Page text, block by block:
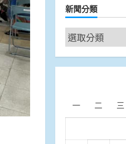
新聞分類
新
聞
分
一 二 三